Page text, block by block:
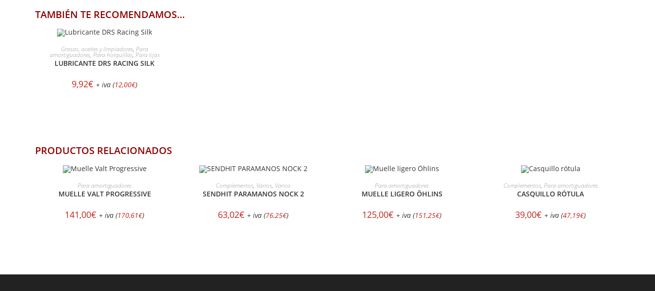
TAMBIÉN TE RECOMENDAMOS…
AÑADIR AL CARRITO
Grasas, aceites y limpiadores, Para
amortiguadores, Para horquillas, Para tijas
LUBRICANTE DRS RACING SILK
9,92€ + iva (12,00€)
PRODUCTOS RELACIONADOS
AÑADIR AL CARRITO
Para amortiguadores
MUELLE VALT PROGRESSIVE
141,00€ + iva (170,61€)
AÑADIR AL CARRITO
Complementos, Varios, Varios
SENDHIT PARAMANOS NOCK 2
63,02€ + iva (76,25€)
AÑADIR AL CARRITO
Para amortiguadores
MUELLE LIGERO ÖHLINS
125,00€ + iva (151,25€)
AÑADIR AL CARRITO
Complementos, Para amortiguadores
CASQUILLO RÓTULA
39,00€ + iva (47,19€)